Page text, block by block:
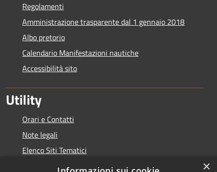
Regolamenti
Amministrazione trasparente dal 1 gennaio 2018
Albo pretorio
Calendario Manifestazioni nautiche
Accessibilità sito
Utility
Orari e Contatti
Note legali
Elenco Siti Tematici
×